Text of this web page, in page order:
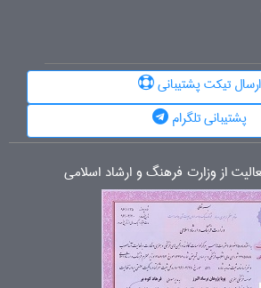
ارسال تیکت پشتیبانی
پشتیبانی تلگرام
از وزارت فرهنگ و ارشاد اسلامی